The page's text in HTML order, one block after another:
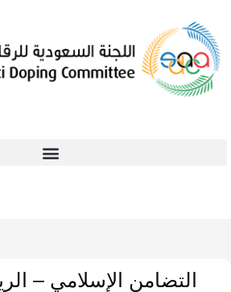
التضامن الإسلامي – الرياض